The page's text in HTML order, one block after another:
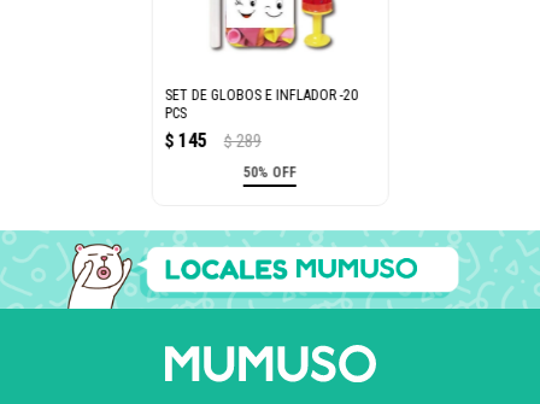
SET DE GLOBOS E INFLADOR -20
PCS
$ 145 $ 289
50% OFF